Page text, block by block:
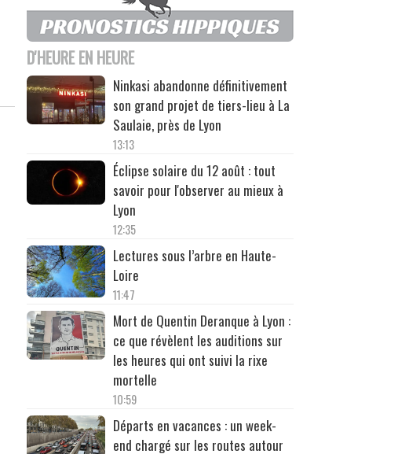
D'HEURE EN HEURE
Ninkasi abandonne définitivement
son grand projet de tiers-lieu à La
Saulaie, près de Lyon
13:13
Éclipse solaire du 12 août : tout
savoir pour l'observer au mieux à
Lyon
12:35
Lectures sous l’arbre en Haute-
Loire
11:47
Mort de Quentin Deranque à Lyon :
ce que révèlent les auditions sur
les heures qui ont suivi la rixe
mortelle
10:59
Départs en vacances : un week-
end chargé sur les routes autour